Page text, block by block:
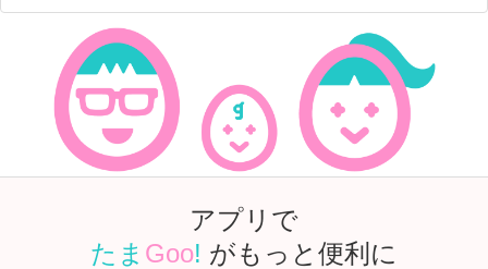
アプリで
たま Goo! がもっと便利に